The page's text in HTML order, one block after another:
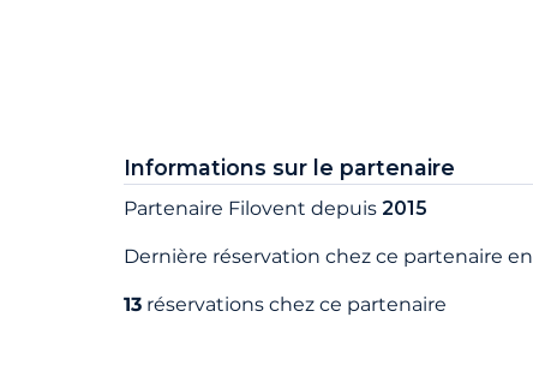
Informations sur le partenaire
Partenaire Filovent depuis 2015
Dernière réservation chez ce partenaire en
13 réservations chez ce partenaire